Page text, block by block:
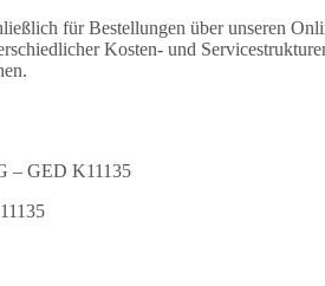
für Bestellungen über unseren
Kosten- und
– GED K11135